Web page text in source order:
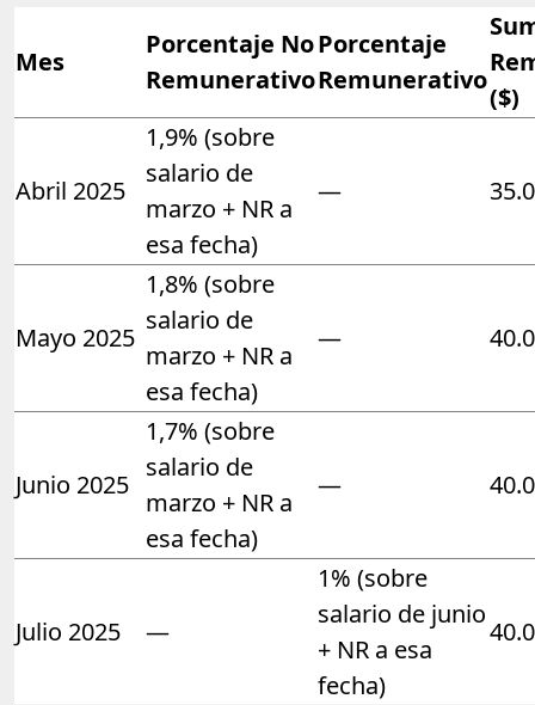
Mes
Porcentaje No
Remunerativo
Porcentaje
Remunerativo
($)
Abril 2025
1,9% (sobre
salario de
marzo + NR a
esa fecha)
—
Mayo 2025
1,8% (sobre
salario de
marzo + NR a
esa fecha)
—
Junio 2025
1,7% (sobre
salario de
marzo + NR a
esa fecha)
—
Julio 2025 —
1% (sobre
salario de junio
+ NR a esa
fecha)